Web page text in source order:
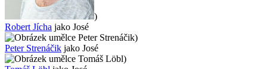
)
Robert Jícha jako José
)
Peter Strenáčik jako José
)